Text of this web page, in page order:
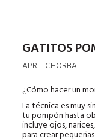
GATITOS
APRIL CHORBA
¿Cómo hacer un
La técnica es muy
tu pompón hasta
incluye ojos,
para crear